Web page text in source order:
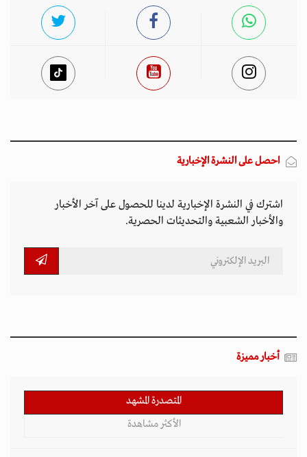
احصل على النشرة الإخبارية
اشترك في النشرة الإخبارية لدينا للحصول على آخر الأخبار
والأخبار الشعبية والتحديثات الحصرية.
أخبار مميزة
المتصدرة المشهد
الأكثر مشاهدة